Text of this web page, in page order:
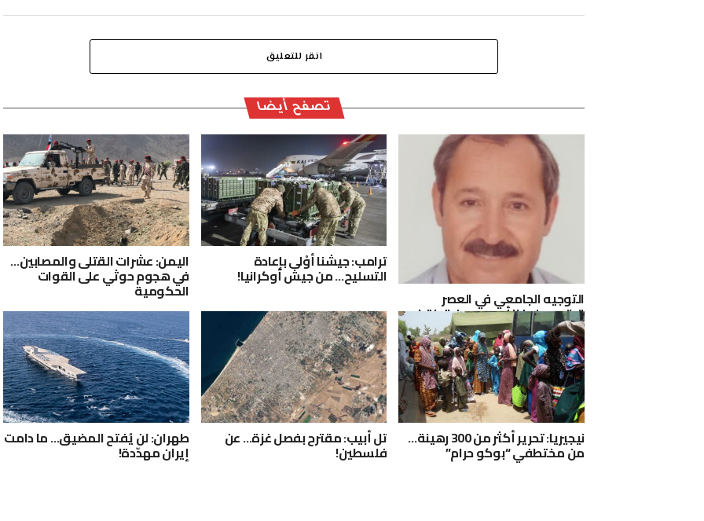
انقر للتعليق
تصفح أيضا
التوجيه الجامعي في العصر
الرقمي: لماذا أصبح حسن الاختيار
أكثر صعوبة؟
ترامب: جيشنا أوْلى بإعادة
التسليح… من جيش أوكرانيا!
اليمن: عشرات القتلى والمصابين…
في هجوم حوثي على القوات
الحكومية
نيجيريا: تحرير أكثر من 300 رهينة…
من مختطفي “بوكو حرام”
تل أبيب: مقترح بفصل غزة… عن
فلسطين!
طهران: لن يُفتح المضيق… ما دامت
إيران مهدّدة!